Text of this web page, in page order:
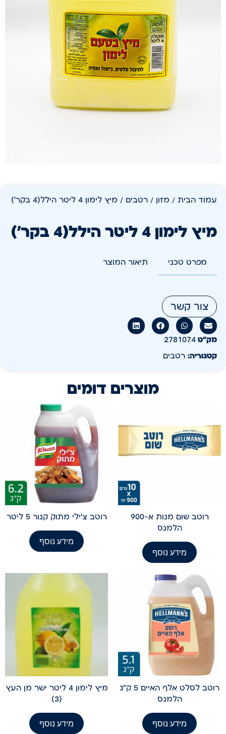
עמוד הבית / מזון / רטבים / מיץ לימון 4 ליטר הילל(4 בקר')
מיץ לימון 4 ליטר הילל(4 בקר')
מפרט טכני תיאור המוצר
צור קשר
מק״ט 2781074
קטגוריה: רטבים
מוצרים דומים
רוטב שום מנות א-900
הלמנס
מידע נוסף
רוטב צ'ילי מתוק קנור 5 ליטר
מידע נוסף
רוטב לסלט אלף האיים 5 ק"ג
הלמנס
מידע נוסף
מיץ לימון 4 ליטר ישר מן העץ
(3)
מידע נוסף